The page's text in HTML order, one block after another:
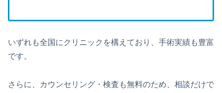
いずれも全国にクリニックを構えており、手術実績も豊富
です。
さらに、カウンセリング・検査も無料のため、相談だけで